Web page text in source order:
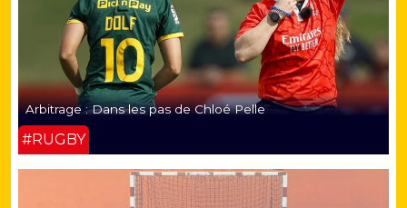
Arbitrage : Dans les pas de Chloé Pelle
#RUGBY